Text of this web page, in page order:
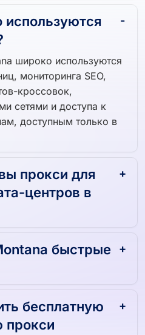
используются
широко используются
мониторинга SEO,
кроссовок,
сетями и доступа к
доступным только в
прокси для
центров в
быстрые
бесплатную
прокси